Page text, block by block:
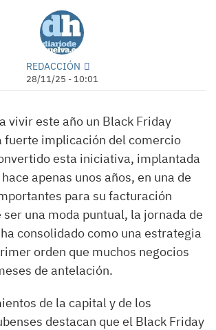
REDACCIÓN
28/11/25 - 10:01
vivir este año un Black Friday
fuerte implicación del comercio
esta iniciativa, implantada
apenas unos años, en una de
para su facturación
ser una moda puntual, la jornada de
consolidado como una estrategia
orden que muchos negocios
de antelación.
de la capital y de los
destacan que el Black Friday